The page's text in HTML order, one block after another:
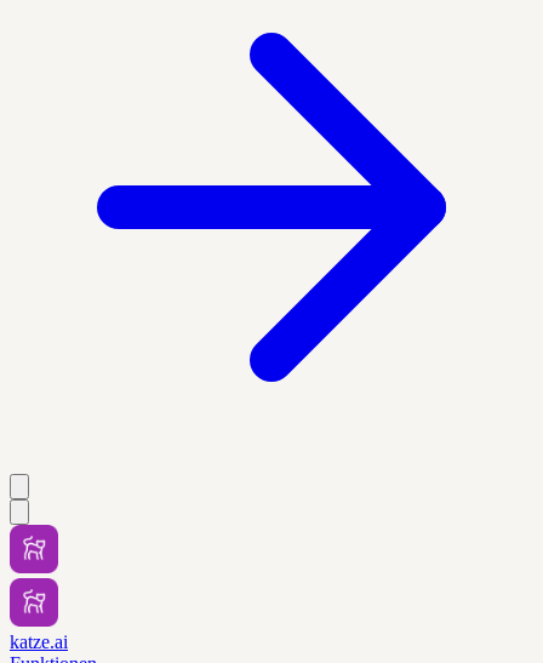
katze.ai